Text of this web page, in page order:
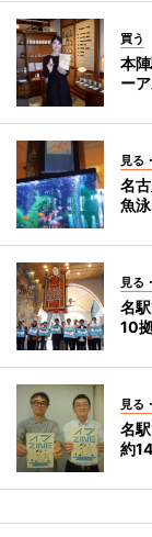
買う
本
ー
見る
名
魚
見る
名
10
見る
名
約